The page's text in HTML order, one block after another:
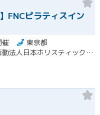
FNCピラティスイン
催
東京都
特定非営利活動法人日本ホリスティックコンディショニング協会